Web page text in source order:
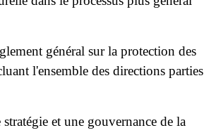
général sur la protection des
l'ensemble des directions parties
et une gouvernance de la